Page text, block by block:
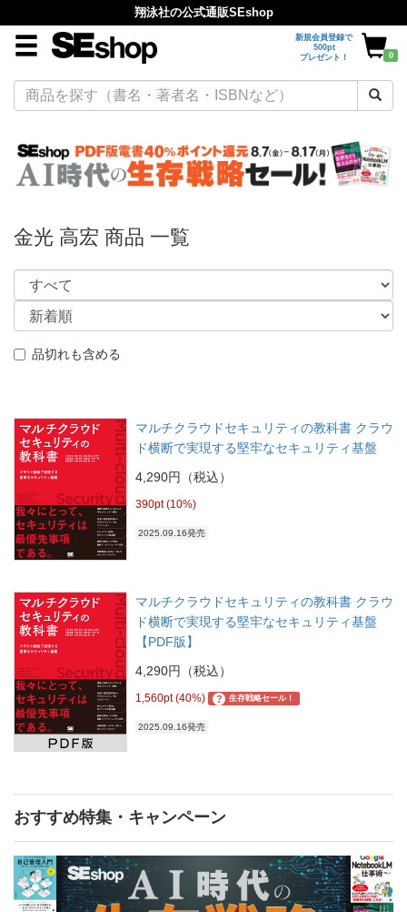
翔泳社の公式通販SEshop
新規会員登録で
500pt
プレゼント！
0
金光 高宏 商品 一覧
品切れも含める
マルチクラウドセキュリティの教科書 クラウ
ド横断で実現する堅牢なセキュリティ基盤
4,290円（税込）
390pt (10%)
2025.09.16発売
マルチクラウドセキュリティの教科書 クラウ
ド横断で実現する堅牢なセキュリティ基盤
【PDF版】
4,290円（税込）
1,560pt (40%) ? 生存戦略セール！
2025.09.16発売
おすすめ特集・キャンペーン